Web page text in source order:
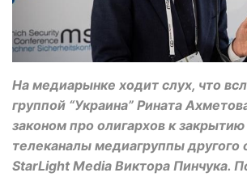
На медиарынке ходит слух, что
группой “Украина” Рината
законом про олигархов к закрытию
телеканалы медиагруппы другого
StarLight Media Виктора Пинчука.